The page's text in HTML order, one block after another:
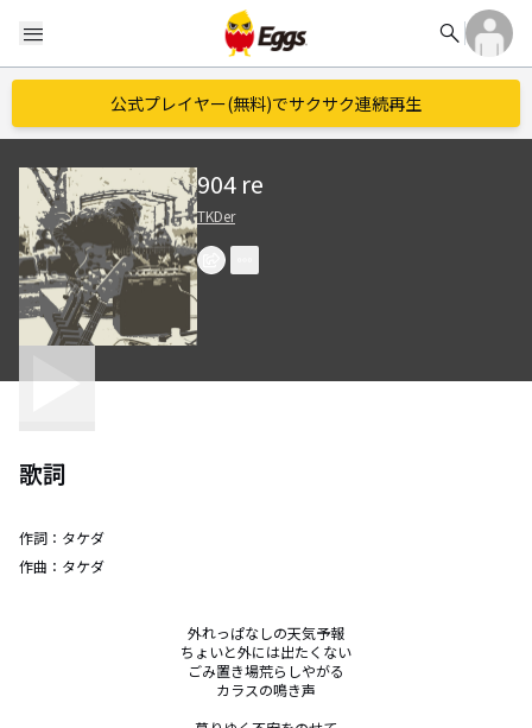
menu search
公式プレイヤー(無料)でサクサク連続再生
904 re
TKDer
歌詞
作詞： タケダ
作曲： タケダ
外れっぱなしの天気予報
ちょいと外には出たくない
ごみ置き場荒らしやがる
カラスの鳴き声